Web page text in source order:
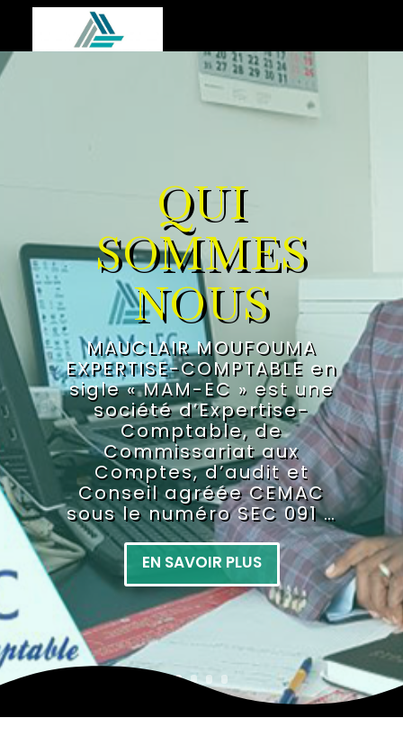
HOME
QUI
SOMMES
NOUS
MAUCLAIR MOUFOUMA
EXPERTISE-COMPTABLE en
sigle « MAM-EC » est une
société d’Expertise-
Comptable, de
Commissariat aux
Comptes, d’audit et
Conseil agréée CEMAC
sous le numéro SEC 091 …
EN SAVOIR PLUS